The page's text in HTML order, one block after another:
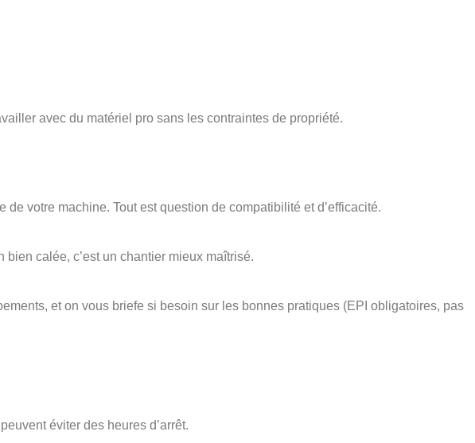
avec du matériel pro sans les contraintes de propriété.
votre machine. Tout est question de compatibilité et d’efficacité.
calée, c’est un chantier mieux maîtrisé.
et on vous briefe si besoin sur les bonnes pratiques (EPI obligatoires, pas
éviter des heures d’arrêt.